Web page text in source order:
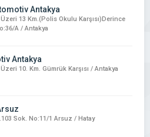
Antakya
13 Km.(Polis Okulu Karşısı)Derince
A / Antakya
Antakya
10. Km. Gümrük Karşısı / Antakya
Sok. No:11/1 Arsuz / Hatay